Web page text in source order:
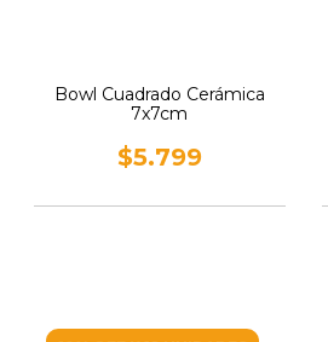
Bowl Cuadrado Cerámica
7x7cm
$5.799